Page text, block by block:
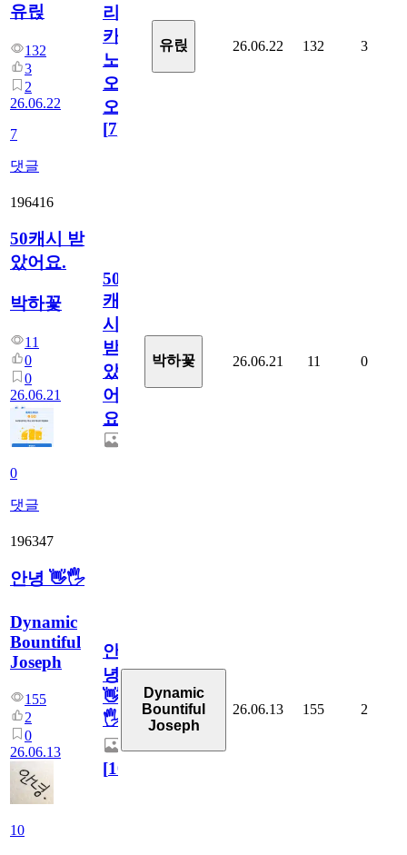
유릱
132
3
2
26.06.22
7
댓글
리
카
노
오
오!
[7]
유릱 26.06.22 132 3
196416
50캐시 받
았어요.
박하꽃
11
0
0
26.06.21
0
댓글
50
캐
시
받
았
어
요.
박하꽃 26.06.21 11 0
196347
안녕 👋🖐
Dynamic
Bountiful
Joseph
155
2
0
26.06.13
10
안
녕
👋
🖐
[10
Dynamic
Bountiful
Joseph
26.06.13 155 2